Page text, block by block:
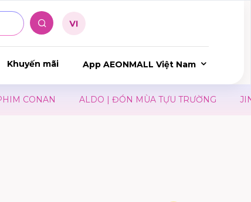
Khuyến mãi App AEONMALL Việt Nam
ALDO | ĐÓN MÙA TỰU TRƯỜNG JINS ×